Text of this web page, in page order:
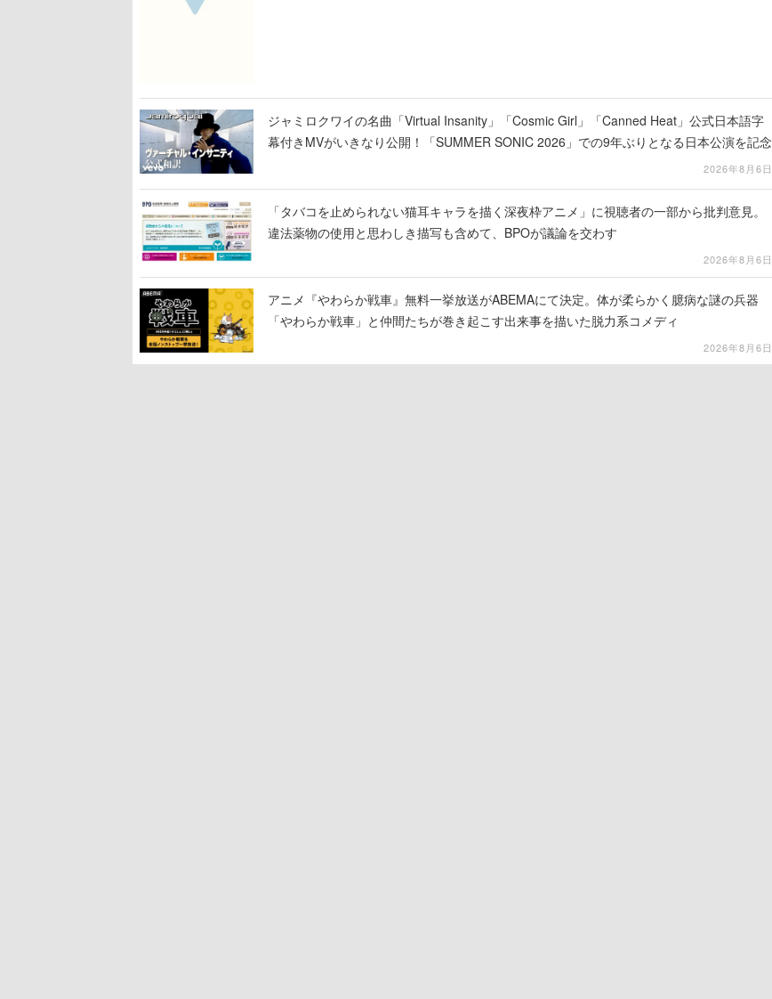
ジャミロクワイの名曲「Virtual Insanity」「Cosmic Girl」「Canned Heat」公式日本語字
幕付きMVがいきなり公開！「SUMMER SONIC 2026」での9年ぶりとなる日本公演を記念
2026年8月6日
「タバコを止められない猫耳キャラを描く深夜枠アニメ」に視聴者の一部から批判意見。
違法薬物の使用と思わしき描写も含めて、BPOが議論を交わす
2026年8月6日
アニメ『やわらか戦車』無料一挙放送がABEMAにて決定。体が柔らかく臆病な謎の兵器
「やわらか戦車」と仲間たちが巻き起こす出来事を描いた脱力系コメディ
2026年8月6日